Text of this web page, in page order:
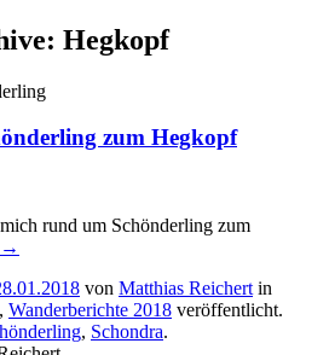
Hegkopf
zum Hegkopf
rund um Schönderling zum
→
von Matthias Reichert in
, Wanderberichte 2018 veröffentlicht.
, Schondra.